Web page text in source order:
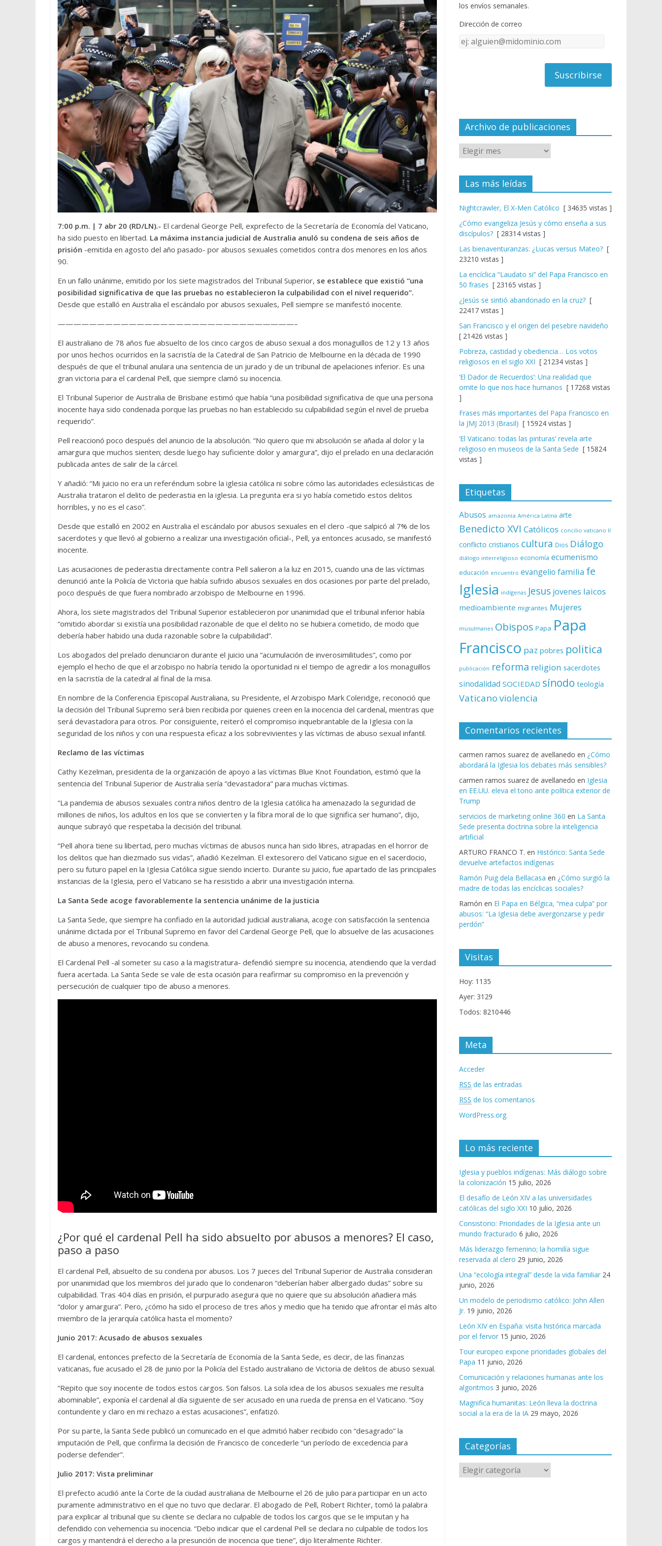
7:00 p.m. | 7 abr 20 (RD/LN).- El cardenal George Pell, exprefecto de la Secretaría de Economía del Vaticano,
ha sido puesto en libertad. La máxima instancia judicial de Australia anuló su condena de seis años de
prisión -emitida en agosto del año pasado- por abusos sexuales cometidos contra dos menores en los años
90.
En un fallo unánime, emitido por los siete magistrados del Tribunal Superior, se establece que existió “una
posibilidad significativa de que las pruebas no establecieron la culpabilidad con el nivel requerido”.
Desde que estalló en Australia el escándalo por abusos sexuales, Pell siempre se manifestó inocente.
——————————————————————————————–
El australiano de 78 años fue absuelto de los cinco cargos de abuso sexual a dos monaguillos de 12 y 13 años
por unos hechos ocurridos en la sacristía de la Catedral de San Patricio de Melbourne en la década de 1990
después de que el tribunal anulara una sentencia de un jurado y de un tribunal de apelaciones inferior. Es una
gran victoria para el cardenal Pell, que siempre clamó su inocencia.
El Tribunal Superior de Australia de Brisbane estimó que había “una posibilidad significativa de que una persona
inocente haya sido condenada porque las pruebas no han establecido su culpabilidad según el nivel de prueba
requerido”.
Pell reaccionó poco después del anuncio de la absolución. “No quiero que mi absolución se añada al dolor y la
amargura que muchos sienten; desde luego hay suficiente dolor y amargura”, dijo el prelado en una declaración
publicada antes de salir de la cárcel.
Y añadió: “Mi juicio no era un referéndum sobre la iglesia católica ni sobre cómo las autoridades eclesiásticas de
Australia trataron el delito de pederastia en la iglesia. La pregunta era si yo había cometido estos delitos
horribles, y no es el caso”.
Desde que estalló en 2002 en Australia el escándalo por abusos sexuales en el clero -que salpicó al 7% de los
sacerdotes y que llevó al gobierno a realizar una investigación oficial-, Pell, ya entonces acusado, se manifestó
inocente.
Las acusaciones de pederastia directamente contra Pell salieron a la luz en 2015, cuando una de las víctimas
denunció ante la Policía de Victoria que había sufrido abusos sexuales en dos ocasiones por parte del prelado,
poco después de que fuera nombrado arzobispo de Melbourne en 1996.
Ahora, los siete magistrados del Tribunal Superior establecieron por unanimidad que el tribunal inferior había
“omitido abordar si existía una posibilidad razonable de que el delito no se hubiera cometido, de modo que
debería haber habido una duda razonable sobre la culpabilidad”.
Los abogados del prelado denunciaron durante el juicio una “acumulación de inverosimilitudes”, como por
ejemplo el hecho de que el arzobispo no habría tenido la oportunidad ni el tiempo de agredir a los monaguillos
en la sacristía de la catedral al final de la misa.
En nombre de la Conferencia Episcopal Australiana, su Presidente, el Arzobispo Mark Coleridge, reconoció que
la decisión del Tribunal Supremo será bien recibida por quienes creen en la inocencia del cardenal, mientras que
será devastadora para otros. Por consiguiente, reiteró el compromiso inquebrantable de la Iglesia con la
seguridad de los niños y con una respuesta eficaz a los sobrevivientes y las víctimas de abuso sexual infantil.
Reclamo de las víctimas
Cathy Kezelman, presidenta de la organización de apoyo a las víctimas Blue Knot Foundation, estimó que la
sentencia del Tribunal Superior de Australia sería “devastadora” para muchas víctimas.
“La pandemia de abusos sexuales contra niños dentro de la Iglesia católica ha amenazado la seguridad de
millones de niños, los adultos en los que se convierten y la fibra moral de lo que significa ser humano”, dijo,
aunque subrayó que respetaba la decisión del tribunal.
“Pell ahora tiene su libertad, pero muchas víctimas de abusos nunca han sido libres, atrapadas en el horror de
los delitos que han diezmado sus vidas”, añadió Kezelman. El extesorero del Vaticano sigue en el sacerdocio,
pero su futuro papel en la Iglesia Católica sigue siendo incierto. Durante su juicio, fue apartado de las principales
instancias de la Iglesia, pero el Vaticano se ha resistido a abrir una investigación interna.
La Santa Sede acoge favorablemente la sentencia unánime de la justicia
La Santa Sede, que siempre ha confiado en la autoridad judicial australiana, acoge con satisfacción la sentencia
unánime dictada por el Tribunal Supremo en favor del Cardenal George Pell, que lo absuelve de las acusaciones
de abuso a menores, revocando su condena.
El Cardenal Pell -al someter su caso a la magistratura- defendió siempre su inocencia, atendiendo que la verdad
fuera acertada. La Santa Sede se vale de esta ocasión para reafirmar su compromiso en la prevención y
persecución de cualquier tipo de abuso a menores.
¿Por qué el cardenal Pell ha sido absuelto por abusos a menores? El caso,
paso a paso
El cardenal Pell, absuelto de su condena por abusos. Los 7 jueces del Tribunal Superior de Australia consideran
por unanimidad que los miembros del jurado que lo condenaron “deberían haber albergado dudas” sobre su
culpabilidad. Tras 404 días en prisión, el purpurado asegura que no quiere que su absolución añadiera más
“dolor y amargura”. Pero, ¿cómo ha sido el proceso de tres años y medio que ha tenido que afrontar el más alto
miembro de la jerarquía católica hasta el momento?
Junio 2017: Acusado de abusos sexuales
El cardenal, entonces prefecto de la Secretaría de Economía de la Santa Sede, es decir, de las finanzas
vaticanas, fue acusado el 28 de junio por la Policía del Estado australiano de Victoria de delitos de abuso sexual.
“Repito que soy inocente de todos estos cargos. Son falsos. La sola idea de los abusos sexuales me resulta
abominable”, exponía el cardenal al día siguiente de ser acusado en una rueda de prensa en el Vaticano. “Soy
contundente y claro en mi rechazo a estas acusaciones”, enfatizó.
Por su parte, la Santa Sede publicó un comunicado en el que admitió haber recibido con “desagrado” la
imputación de Pell, que confirma la decisión de Francisco de concederle “un período de excedencia para
poderse defender”.
Julio 2017: Vista preliminar
El prefecto acudió ante la Corte de la ciudad australiana de Melbourne el 26 de julio para participar en un acto
puramente administrativo en el que no tuvo que declarar. El abogado de Pell, Robert Richter, tomó la palabra
para explicar al tribunal que su cliente se declara no culpable de todos los cargos que se le imputan y ha
defendido con vehemencia su inocencia. “Debo indicar que el cardenal Pell se declara no culpable de todos los
cargos y mantendrá el derecho a la presunción de inocencia que tiene”, dijo literalmente Richter.
o
k e
C
el
los envíos semanales.
Dirección de correo
Dirección
Archivo de publicaciones
Las más leídas
Nightcrawler, El X-Men Católico [ 34635 vistas ]
¿Cómo evangeliza Jesús y cómo enseña a sus
discípulos? [ 28314 vistas ]
Las bienaventuranzas: ¿Lucas versus Mateo? [
23210 vistas ]
La encíclica “Laudato si” del Papa Francisco en
50 frases [ 23165 vistas ]
¿Jesús se sintió abandonado en la cruz? [
22417 vistas ]
San Francisco y el origen del pesebre navideño
[ 21426 vistas ]
Pobreza, castidad y obediencia… Los votos
religiosos en el siglo XXI [ 21234 vistas ]
‘El Dador de Recuerdos’: Una realidad que
omite lo que nos hace humanos [ 17268 vistas
]
Frases más importantes del Papa Francisco en
la JMJ 2013 (Brasil) [ 15924 vistas ]
‘El Vaticano: todas las pinturas’ revela arte
religioso en museos de la Santa Sede [ 15824
vistas ]
Etiquetas
Abusos amazonía América Latina arte
Benedicto XVI Católicos concilio vaticano II
conflicto cristianos cultura Dios Diálogo
diálogo interreligioso economía ecumenismo
educación encuentro evangelio familia fe
Iglesia indígenas Jesus jovenes laicos
medioambiente migrantes Mujeres
musulmanes Obispos Papa Papa
Francisco paz pobres politica
publicación reforma religion sacerdotes
sinodalidad SOCIEDAD sínodo teología
Vaticano violencia
Comentarios recientes
carmen ramos suarez de avellanedo en ¿Cómo
abordará la Iglesia los debates más sensibles?
carmen ramos suarez de avellanedo en Iglesia
en EE.UU. eleva el tono ante política exterior de
Trump
servicios de marketing online 360 en La Santa
Sede presenta doctrina sobre la inteligencia
artificial
ARTURO FRANCO T. en Histórico: Santa Sede
devuelve artefactos indígenas
Ramón Puig dela Bellacasa en ¿Cómo surgió la
madre de todas las encíclicas sociales?
Ramón en El Papa en Bélgica, “mea culpa” por
abusos: “La Iglesia debe avergonzarse y pedir
perdón”
Visitas
Hoy: 1135
Ayer: 3129
Todos: 8210446
Meta
Acceder
RSS de las entradas
RSS de los comentarios
WordPress.org
Lo más reciente
Iglesia y pueblos indígenas: Más diálogo sobre
la colonización 15 julio, 2026
El desafío de León XIV a las universidades
católicas del siglo XXI 10 julio, 2026
Consistorio: Prioridades de la Iglesia ante un
mundo fracturado 6 julio, 2026
Más liderazgo femenino; la homilía sigue
reservada al clero 29 junio, 2026
Una “ecología integral” desde la vida familiar 24
junio, 2026
Un modelo de periodismo católico: John Allen
Jr. 19 junio, 2026
León XIV en España: visita histórica marcada
por el fervor 15 junio, 2026
Tour europeo expone prioridades globales del
Papa 11 junio, 2026
Comunicación y relaciones humanas ante los
algoritmos 3 junio, 2026
Magnifica humanitas: León lleva la doctrina
social a la era de la IA 29 mayo, 2026
Categorías